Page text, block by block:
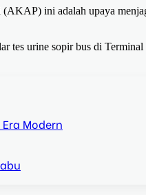
ini adalah upaya
tes urine sopir bus di Terminal
Modern